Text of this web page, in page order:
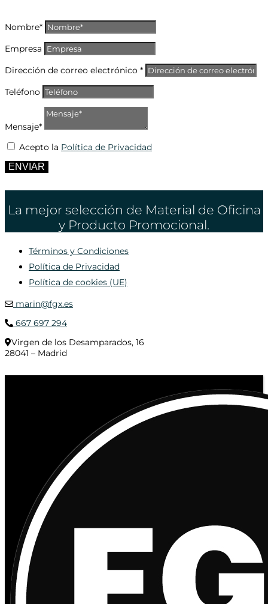
Nombre*
Empresa
Dirección de correo electrónico *
Teléfono
Mensaje*
Acepto la Política de Privacidad
ENVIAR
La mejor selección de Material de Oficina
y Producto Promocional.
Términos y Condiciones
Política de Privacidad
Política de cookies (UE)
marin@fgx.es
667 697 294
Virgen de los Desamparados, 16
28041 – Madrid